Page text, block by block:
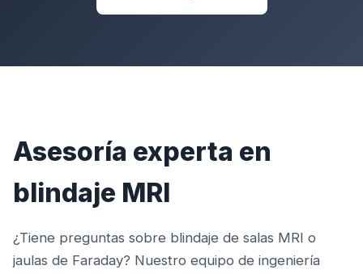
Asesoría experta en
blindaje MRI
¿Tiene preguntas sobre blindaje de salas MRI o
jaulas de Faraday? Nuestro equipo de ingeniería